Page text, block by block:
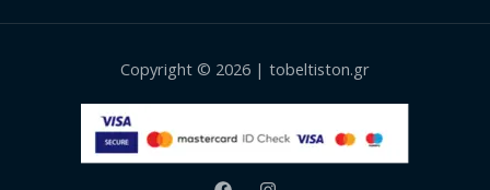
Copyright © 2026 | tobeltiston.gr